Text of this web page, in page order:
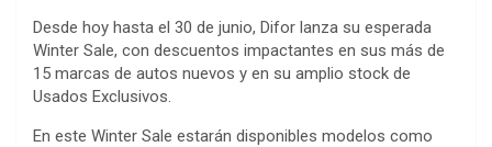
Desde hoy hasta el 30 de junio, Difor lanza su esperada
Winter Sale, con descuentos impactantes en sus más de
15 marcas de autos nuevos y en su amplio stock de
Usados Exclusivos.
En este Winter Sale estarán disponibles modelos como